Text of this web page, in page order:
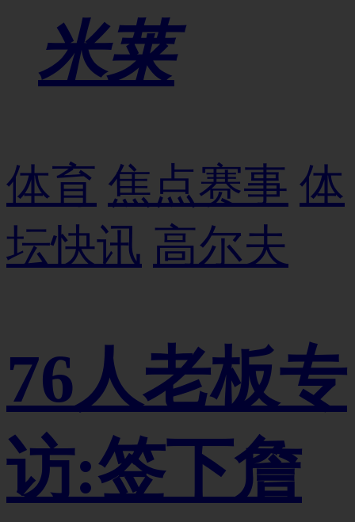
米莱
体育 焦点赛事 体
坛快讯 高尔夫
76人老板专
访:签下詹